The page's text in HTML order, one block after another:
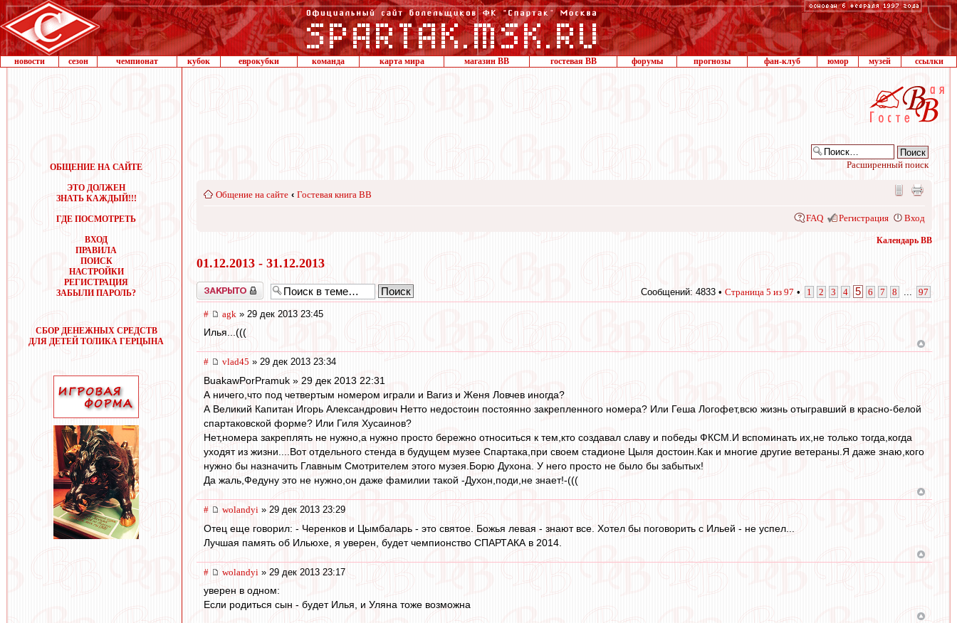
новости сезон чемпионат кубок еврокубки команда карта мира магазин ВВ гостевая ВВ форумы прогнозы фан-клуб юмор музей ссылки
ОБЩЕНИЕ НА САЙТЕ
ЭТО ДОЛЖЕН
ЗНАТЬ КАЖДЫЙ!!!
ГДЕ ПОСМОТРЕТЬ
ВХОД
ПРАВИЛА
ПОИСК
НАСТРОЙКИ
РЕГИСТРАЦИЯ
ЗАБЫЛИ ПАРОЛЬ?
СБОР ДЕНЕЖНЫХ СРЕДСТВ
ДЛЯ ДЕТЕЙ ТОЛИКА ГЕРЦЫНА
Расширенный поиск
Общение на сайте ‹ Гостевая книга ВВ
FAQ Регистрация Вход
Календарь ВВ
01.12.2013 - 31.12.2013
Закрыто Сообщений: 4833 • Страница 5 из 97 • 1 2 3 4 5 6 7 8 97
# agk » 29 дек 2013 23:45
Илья...(((
# vlad45 » 29 дек 2013 23:34
BuakawPorPramuk » 29 дек 2013 22:31
А ничего,что под четвертым номером играли и Вагиз и Женя Ловчев иногда?
А Великий Капитан Игорь Александрович Нетто недостоин постоянно закрепленного номера? Или Геша Логофет,всю жизнь отыгравший в красно-белой
спартаковской форме? Или Гиля Хусаинов?
Нет,номера закреплять не нужно,а нужно просто бережно относиться к тем,кто создавал славу и победы ФКСМ.И вспоминать их,не только тогда,когда
уходят из жизни....Вот отдельного стенда в будущем музее Спартака,при своем стадионе Цыля достоин.Как и многие другие ветераны.Я даже знаю,кого
нужно бы назначить Главным Смотрителем этого музея.Борю Духона. У него просто не было бы забытых!
Да жаль,Федуну это не нужно,он даже фамилии такой -Духон,поди,не знает!-(((
# wolandyi » 29 дек 2013 23:29
Отец еще говорил: - Черенков и Цымбаларь - это святое. Божья левая - знают все. Хотел бы поговорить с Ильей - не успел...
Лучшая память об Ильюхе, я уверен, будет чемпионство СПАРТАКА в 2014.
# wolandyi » 29 дек 2013 23:17
уверен в одном:
Если родиться сын - будет Илья, и Уляна тоже возможна